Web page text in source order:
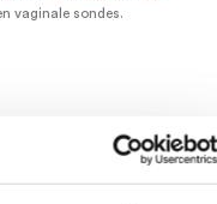
vaginale sondes.